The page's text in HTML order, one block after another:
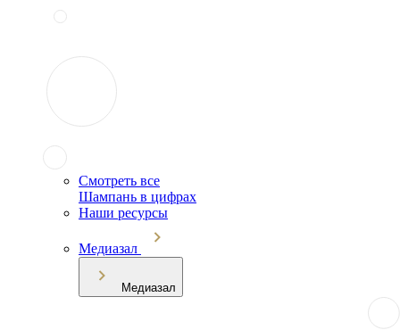
Смотреть все
Шампань в цифрах
Наши ресурсы
Медиазал
Медиазал